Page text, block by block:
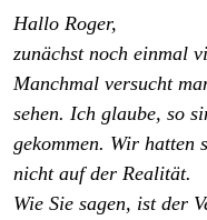
Hallo Roger,
zunächst noch einmal
Manchmal versucht
sehen. Ich glaube, so
gekommen. Wir hatten
nicht auf der Realität.
Wie Sie sagen, ist der